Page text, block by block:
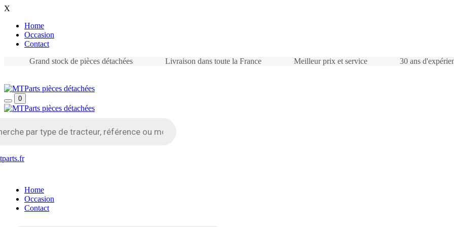
X
Home
Occasion
Contact
Grand stock de pièces détachées
Livraison dans toute la France Meilleur prix et service 30 ans
0
Home
Occasion
Contact